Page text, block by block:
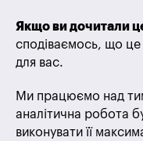
Якщо ви дочитали
сподіваємось, що це
для вас.
Ми працюємо над
аналітична робота
виконувати її